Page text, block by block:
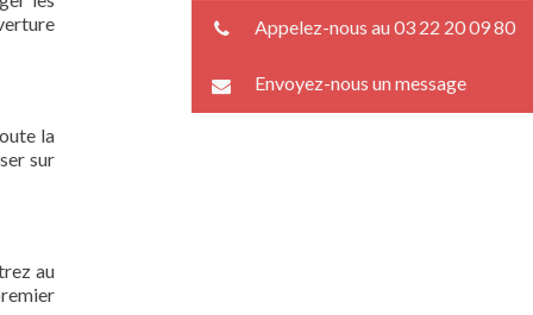
la
sur
au
Appelez-nous au 03 22 20 09 80
Envoyez-nous un message